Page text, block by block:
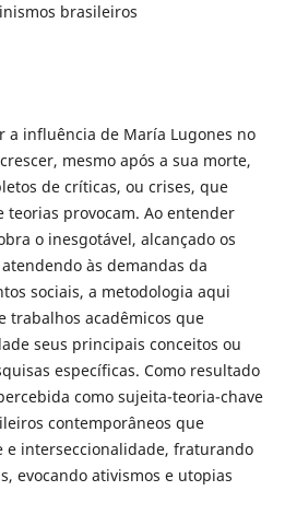
brasileiros
a influência de María Lugones no
mesmo após a sua morte,
de críticas, ou crises, que
teorias provocam. Ao entender
o inesgotável, alcançado os
às demandas da
sociais, a metodologia aqui
trabalhos acadêmicos que
seus principais conceitos ou
específicas. Como resultado
como sujeita-teoria-chave
contemporâneos que
e interseccionalidade, fraturando
evocando ativismos e utopias